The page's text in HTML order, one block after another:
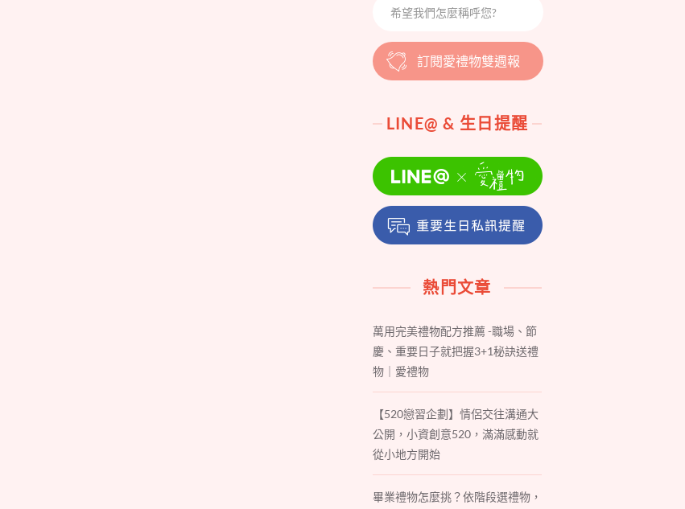
訂閱愛禮物雙週報
LINE@ & 生日提醒
熱門文章
萬用完美禮物配方推薦 -職場、節
慶、重要日子就把握3+1秘訣送禮
物｜愛禮物
【520戀習企劃】情侶交往溝通大
公開，小資創意520，滿滿感動就
從小地方開始
畢業禮物怎麼挑？依階段選禮物，